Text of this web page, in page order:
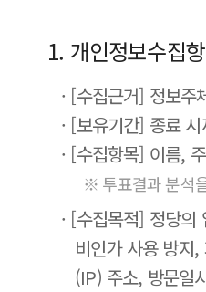
1. 개인정보수집
· [수집근거] 정보주
· [보유기간] 종료 시
· [수집항목] 이름,
※ 투표결과 분석
· [수집목적] 정당
비인가 사용 방지
(IP) 주소, 방문일